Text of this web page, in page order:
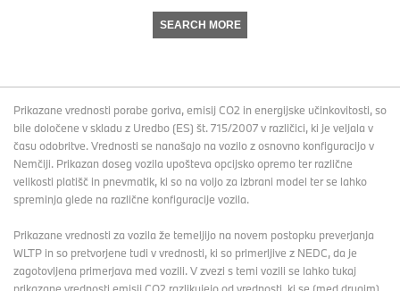
SEARCH MORE
Prikazane vrednosti porabe goriva, emisij CO2 in energijske učinkovitosti, so
bile določene v skladu z Uredbo (ES) št. 715/2007 v različici, ki je veljala v
času odobritve. Vrednosti se nanašajo na vozilo z osnovno konfiguracijo v
Nemčiji. Prikazan doseg vozila upošteva opcijsko opremo ter različne
velikosti platišč in pnevmatik, ki so na voljo za izbrani model ter se lahko
spreminja glede na različne konfiguracije vozila.
Prikazane vrednosti za vozila že temeljijo na novem postopku preverjanja
WLTP in so pretvorjene tudi v vrednosti, ki so primerljive z NEDC, da je
zagotovljena primerjava med vozili. V zvezi s temi vozili se lahko tukaj